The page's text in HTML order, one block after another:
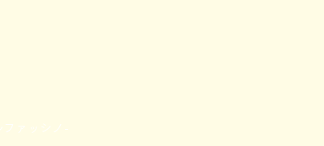
ァッシノ-